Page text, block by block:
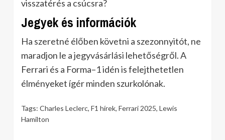
visszatérés a csúcsra?
Jegyek és információk
Ha szeretné élőben követni a szezonnyitót, ne
maradjon le a jegyvásárlási lehetőségről. A
Ferrari és a Forma–1 idén is felejthetetlen
élményeket ígér minden szurkolónak.
Tags: Charles Leclerc, F1 hírek, Ferrari 2025, Lewis
Hamilton